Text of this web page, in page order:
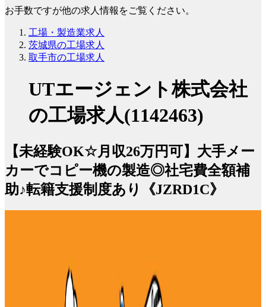
お手数ですが他の求人情報をご覧ください。
工場・製造業求人
茨城県の工場求人
取手市の工場求人
UTエージェント株式会社
の工場求人(1142463)
【未経験OK☆月収26万円可】大手メー
カーでコピー機の製造◎社宅費全額補
助♪転籍支援制度あり《JZRD1C》